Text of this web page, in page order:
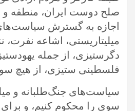
صلح دوست ایران، منطقه و‌
اجازه به گسترش
میلیتاریستی، اشاعه نفرت،
دگرستیزی، از جمله
فلسطینی ستیزی، از هیچ
سیاست‌های جنگ‌طلبانه و
سوی را محکوم‌ کنیم، و‌